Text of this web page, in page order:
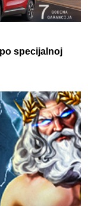
specijalnoj